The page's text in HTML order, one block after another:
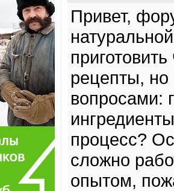
Привет,
рецепты, но
вопросами:
процесс?
сложно
опытом,